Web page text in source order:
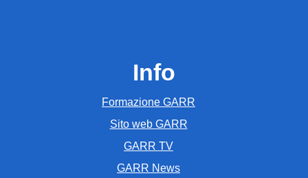
Info
Formazione GARR
Sito web GARR
GARR TV
GARR News